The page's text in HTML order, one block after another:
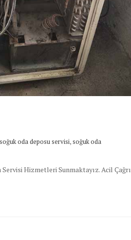
oda deposu servisi,soğuk oda
Hizmetleri Sunmaktayız. Acil Çağrı